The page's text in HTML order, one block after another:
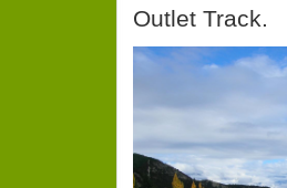
Outlet Track.